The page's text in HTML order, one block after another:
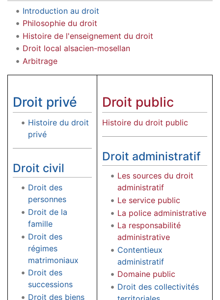
Introduction au droit
Philosophie du droit
Histoire de l'enseignement du droit
Droit local alsacien-mosellan
Arbitrage
Droit privé
Histoire du droit
privé
Droit civil
Droit des
personnes
Droit de la
famille
Droit des
régimes
matrimoniaux
Droit des
successions
Droit des biens
Droit public
Histoire du droit public
Droit administratif
Les sources du droit
administratif
Le service public
La police administrative
La responsabilité
administrative
Contentieux
administratif
Domaine public
Droit des collectivités